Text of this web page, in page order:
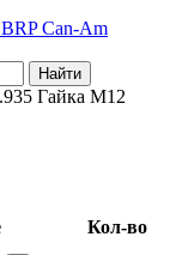
Can-Am
Найти
Кол-во